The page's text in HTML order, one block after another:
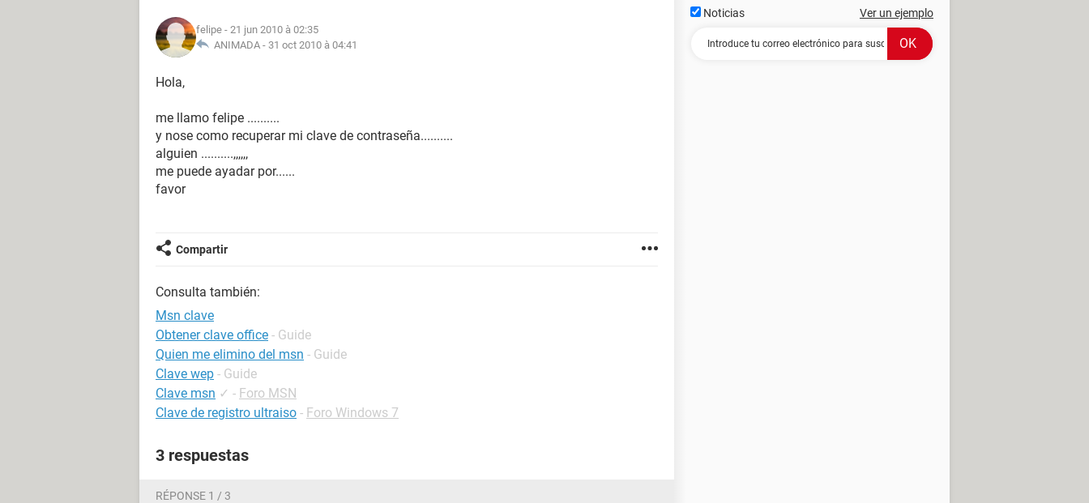
felipe - 21 jun 2010 à 02:35
ANIMADA - 31 oct 2010 à 04:41
Hola,
me llamo felipe ..........
y nose como recuperar mi clave de contraseña..........
alguien ..........,,,,,,
me puede ayadar por......
favor
Compartir
Consulta también:
Msn clave
Obtener clave office - Guide
Quien me elimino del msn - Guide
Clave wep - Guide
Clave msn ✓ - Foro MSN
Clave de registro ultraiso - Foro Windows 7
3 respuestas
RÉPONSE 1 / 3
Noticias Ver un ejemplo